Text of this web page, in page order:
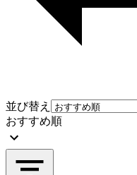
並び替え
おすすめ順